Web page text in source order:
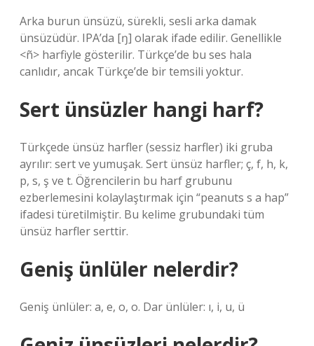
Arka burun ünsüzü, sürekli, sesli arka damak
ünsüzüdür. IPA’da [ŋ] olarak ifade edilir. Genellikle
<ñ> harfiyle gösterilir. Türkçe’de bu ses hala
canlıdır, ancak Türkçe’de bir temsili yoktur.
Sert ünsüzler hangi harf?
Türkçede ünsüz harfler (sessiz harfler) iki gruba
ayrılır: sert ve yumuşak. Sert ünsüz harfler; ç, f, h, k,
p, s, ş ve t. Öğrencilerin bu harf grubunu
ezberlemesini kolaylaştırmak için “peanuts s a hap”
ifadesi türetilmiştir. Bu kelime grubundaki tüm
ünsüz harfler serttir.
Geniş ünlüler nelerdir?
Geniş ünlüler: a, e, o, o. Dar ünlüler: ı, i, u, ü